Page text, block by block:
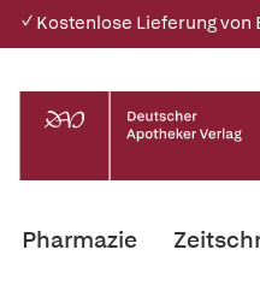
✓ Kostenlose Lieferung
Pharmazie